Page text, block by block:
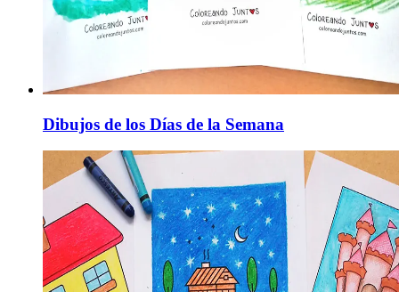
Dibujos de los Días de la Semana